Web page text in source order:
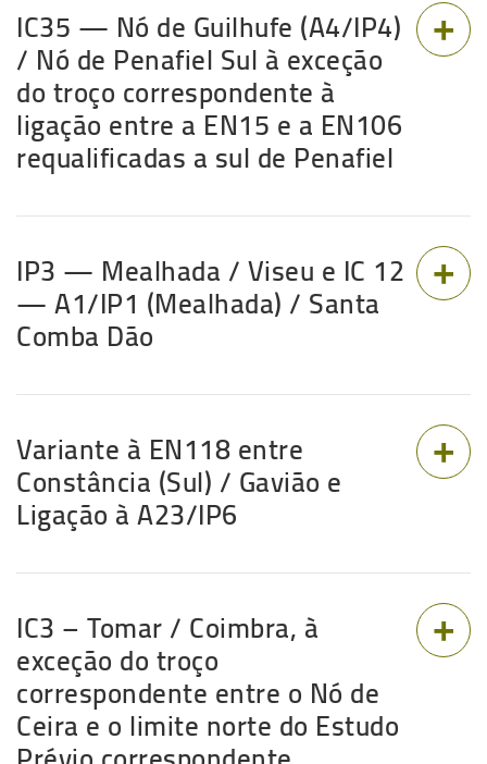
IC35 — Nó de Guilhufe (A4/IP4)
/ Nó de Penafiel Sul à exceção
do troço correspondente à
ligação entre a EN15 e a EN106
requalificadas a sul de Penafiel
IP3 — Mealhada / Viseu e IC 12
— A1/IP1 (Mealhada) / Santa
Comba Dão
Variante à EN118 entre
Constância (Sul) / Gavião e
Ligação à A23/IP6
IC3 – Tomar / Coimbra, à
exceção do troço
correspondente entre o Nó de
Ceira e o limite norte do Estudo